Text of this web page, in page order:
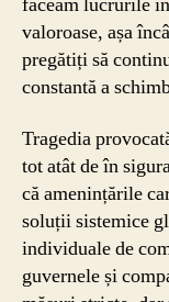
valoroase, așa
pregătiți să
constantă a
Tragedia
tot atât de în
că amenințările
soluții sistemice
individuale de
guvernele și